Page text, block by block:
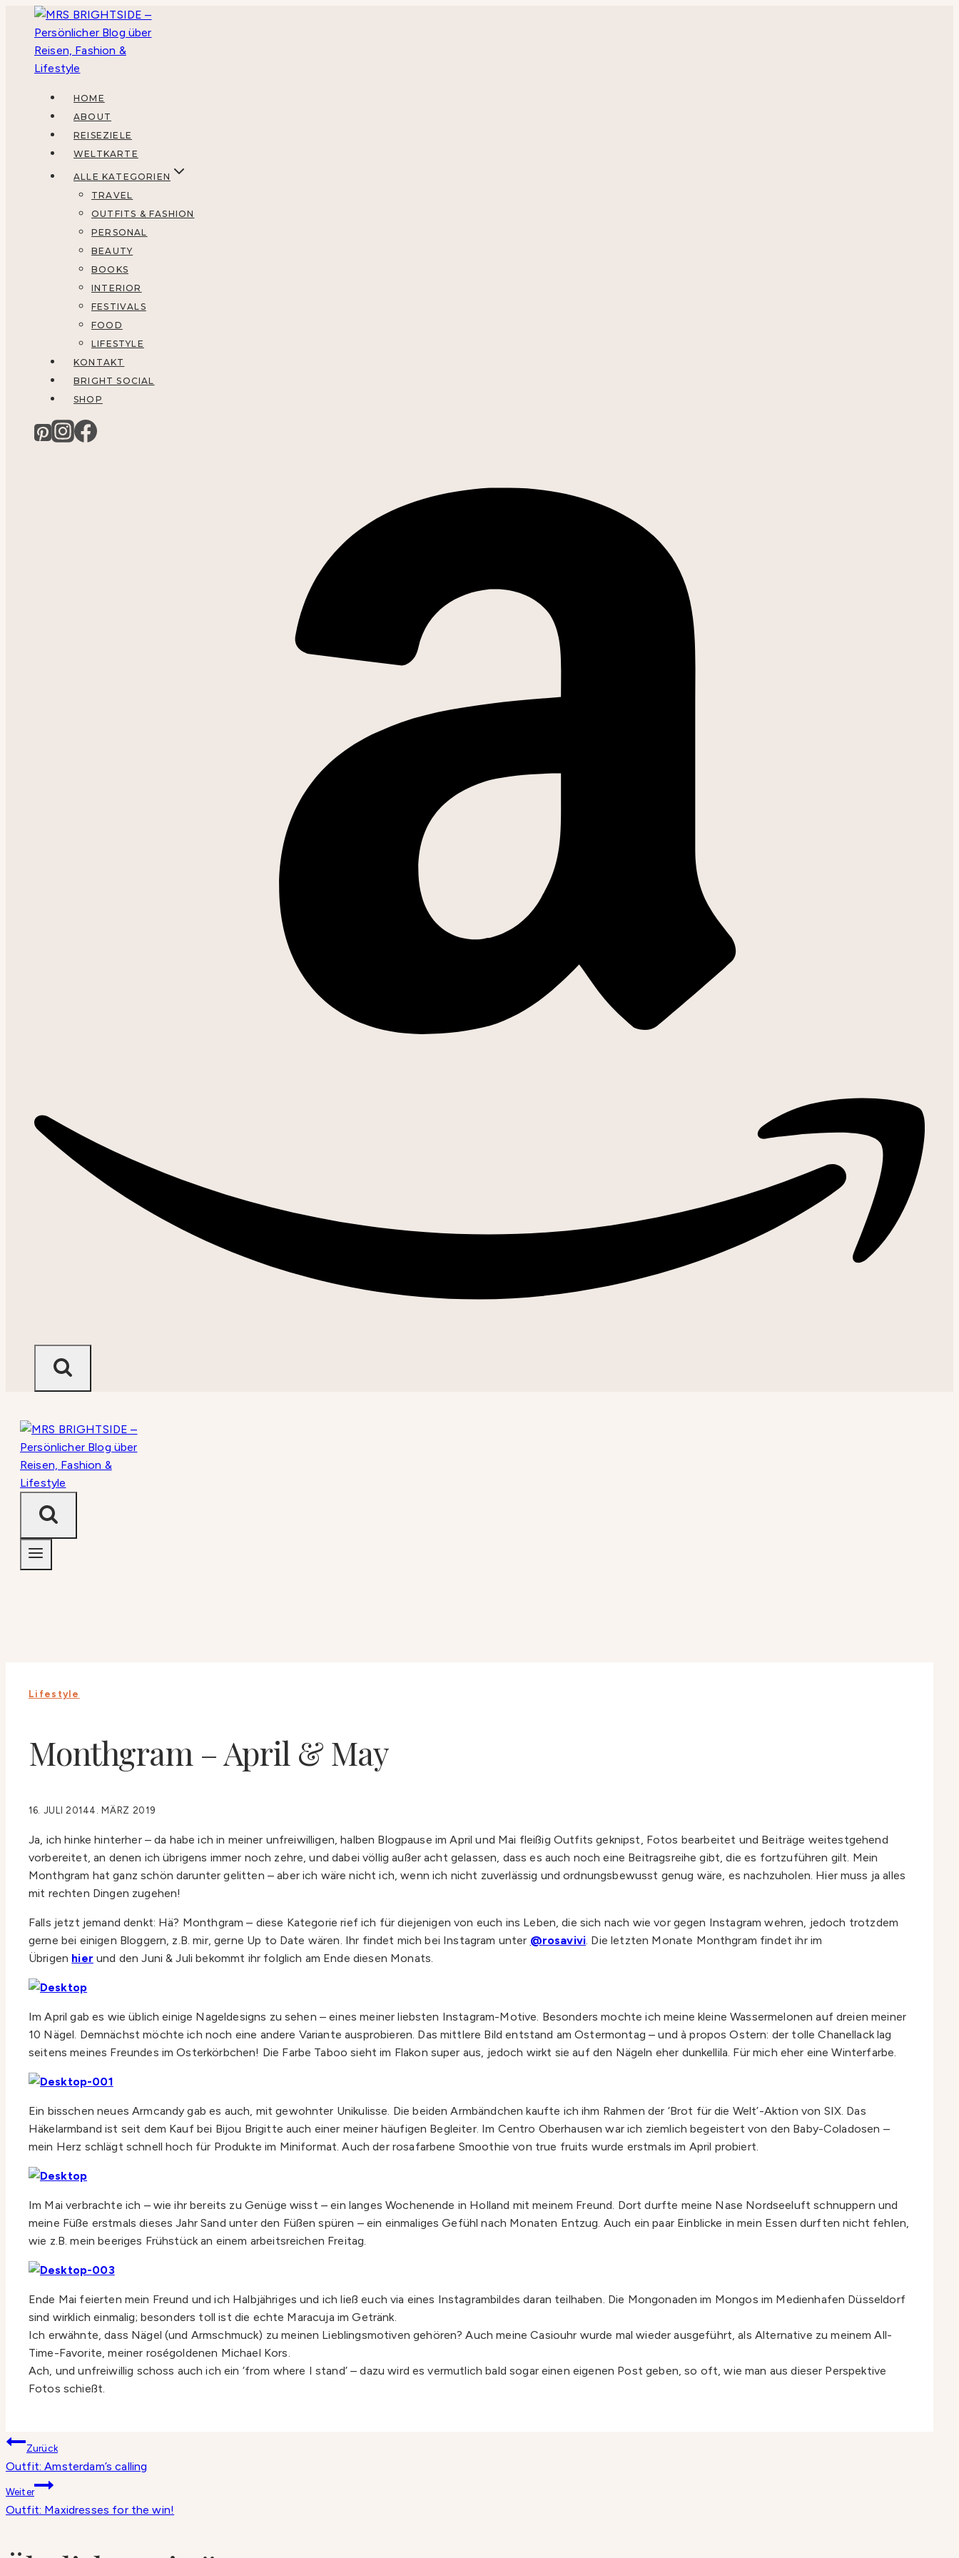
springen
HOME
ABOUT
REISEZIELE
WELTKARTE
ALLE KATEGORIEN
TRAVEL
OUTFITS & FASHION
PERSONAL
BEAUTY
BOOKS
INTERIOR
FESTIVALS
FOOD
LIFESTYLE
KONTAKT
BRIGHT SOCIAL
SHOP
Lifestyle
Monthgram – April & May
16. JULI 20144. MÄRZ 2019
Ja, ich hinke hinterher – da habe ich in meiner unfreiwilligen, halben Blogpause im April und Mai fleißig Outfits geknipst, Fotos bearbeitet und Beiträge weitestgehend
vorbereitet, an denen ich übrigens immer noch zehre, und dabei völlig außer acht gelassen, dass es auch noch eine Beitragsreihe gibt, die es fortzuführen gilt. Mein
Monthgram hat ganz schön darunter gelitten – aber ich wäre nicht ich, wenn ich nicht zuverlässig und ordnungsbewusst genug wäre, es nachzuholen. Hier muss ja alles
mit rechten Dingen zugehen!
Falls jetzt jemand denkt: Hä? Monthgram – diese Kategorie rief ich für diejenigen von euch ins Leben, die sich nach wie vor gegen Instagram wehren, jedoch trotzdem
gerne bei einigen Bloggern, z.B. mir, gerne Up to Date wären. Ihr findet mich bei Instagram unter @rosavivi. Die letzten Monate Monthgram findet ihr im
Übrigen hier und den Juni & Juli bekommt ihr folglich am Ende diesen Monats.
Im April gab es wie üblich einige Nageldesigns zu sehen – eines meiner liebsten Instagram-Motive. Besonders mochte ich meine kleine Wassermelonen auf dreien meiner
10 Nägel. Demnächst möchte ich noch eine andere Variante ausprobieren. Das mittlere Bild entstand am Ostermontag – und à propos Ostern: der tolle Chanellack lag
seitens meines Freundes im Osterkörbchen! Die Farbe Taboo sieht im Flakon super aus, jedoch wirkt sie auf den Nägeln eher dunkellila. Für mich eher eine Winterfarbe.
Ein bisschen neues Armcandy gab es auch, mit gewohnter Unikulisse. Die beiden Armbändchen kaufte ich ihm Rahmen der ‘Brot für die Welt’-Aktion von SIX. Das
Häkelarmband ist seit dem Kauf bei Bijou Brigitte auch einer meiner häufigen Begleiter. Im Centro Oberhausen war ich ziemlich begeistert von den Baby-Coladosen –
mein Herz schlägt schnell hoch für Produkte im Miniformat. Auch der rosafarbene Smoothie von true fruits wurde erstmals im April probiert.
Im Mai verbrachte ich – wie ihr bereits zu Genüge wisst – ein langes Wochenende in Holland mit meinem Freund. Dort durfte meine Nase Nordseeluft schnuppern und
meine Füße erstmals dieses Jahr Sand unter den Füßen spüren – ein einmaliges Gefühl nach Monaten Entzug. Auch ein paar Einblicke in mein Essen durften nicht fehlen,
wie z.B. mein beeriges Frühstück an einem arbeitsreichen Freitag.
Ende Mai feierten mein Freund und ich Halbjähriges und ich ließ euch via eines Instagrambildes daran teilhaben. Die Mongonaden im Mongos im Medienhafen Düsseldorf
sind wirklich einmalig; besonders toll ist die echte Maracuja im Getränk.
Ich erwähnte, dass Nägel (und Armschmuck) zu meinen Lieblingsmotiven gehören? Auch meine Casiouhr wurde mal wieder ausgeführt, als Alternative zu meinem All-
Time-Favorite, meiner roségoldenen Michael Kors.
Ach, und unfreiwillig schoss auch ich ein ‘from where I stand’ – dazu wird es vermutlich bald sogar einen eigenen Post geben, so oft, wie man aus dieser Perspektive
Fotos schießt.
Beitragsnavigation
Zurück
Outfit: Amsterdam’s calling
Weiter
Outfit: Maxidresses for the win!